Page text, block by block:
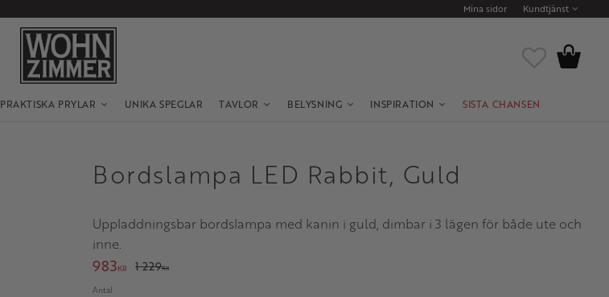
Mina sidor Kundtjänst
PRAKTISKA PRYLAR UNIKA SPEGLAR TAVLOR BELYSNING INSPIRATION SISTA CHANSEN
Favoriter
Kundvagn
Bordslampa LED Rabbit, Guld
Uppladdningsbar bordslampa med kanin i guld, dimbar i 3 lägen för både ute och
inne.
Nedsatt pris:
983KR Ordinarie pris:
1 229KR
Antal